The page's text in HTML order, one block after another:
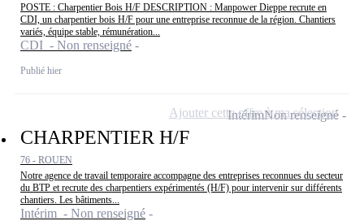
POSTE : Charpentier Bois H/F DESCRIPTION : Manpower Dieppe recrute en
CDI, un charpentier bois H/F pour une entreprise reconnue de la région. Chantiers
variés, équipe stable, rémunération...
CDI - Non renseigné
Publié hier
CHARPENTIER H/F
76 - ROUEN
Notre agence de travail temporaire accompagne des entreprises reconnues du secteur
du BTP et recrute des charpentiers expérimentés (H/F) pour intervenir sur différents
chantiers. Les bâtiments...
Intérim - Non renseigné
IntérimNon renseigné
Ajouter cette offre à ma sélection